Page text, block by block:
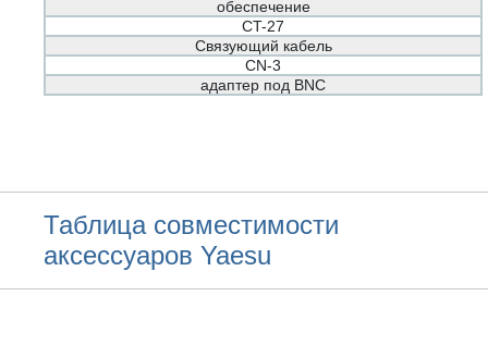
обеспечение
CT-27
Связующий кабель
CN-3
адаптер под BNC
Таблица совместимости
аксессуаров Yaesu